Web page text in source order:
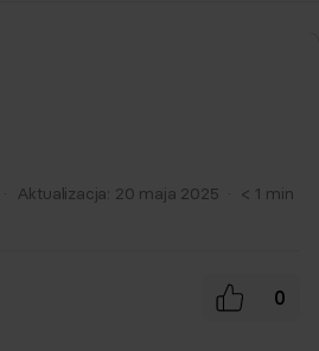
· Aktualizacja: 20 maja 2025 · < 1 min
0